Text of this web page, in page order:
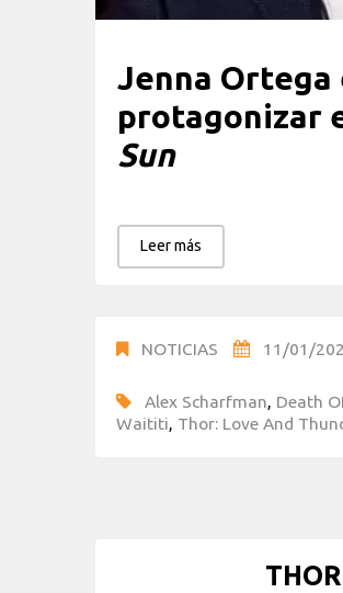
Jenna Ortega
protagonizar
Sun
Leer más
NOTICIAS 11/01/
Alex Scharfman Death
Waititi Thor: Love And